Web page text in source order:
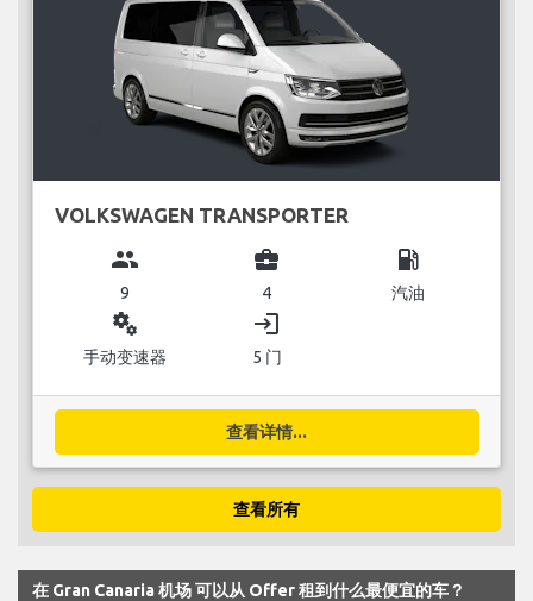
VOLKSWAGEN TRANSPORTER
group
9
business_center
4
local_gas_station
汽油
miscellaneous_services
手动变速器
login
5 门
查看详情...
查看所有
在 Gran Canaria 机场 可以从 Offer 租到什么最便宜的车？